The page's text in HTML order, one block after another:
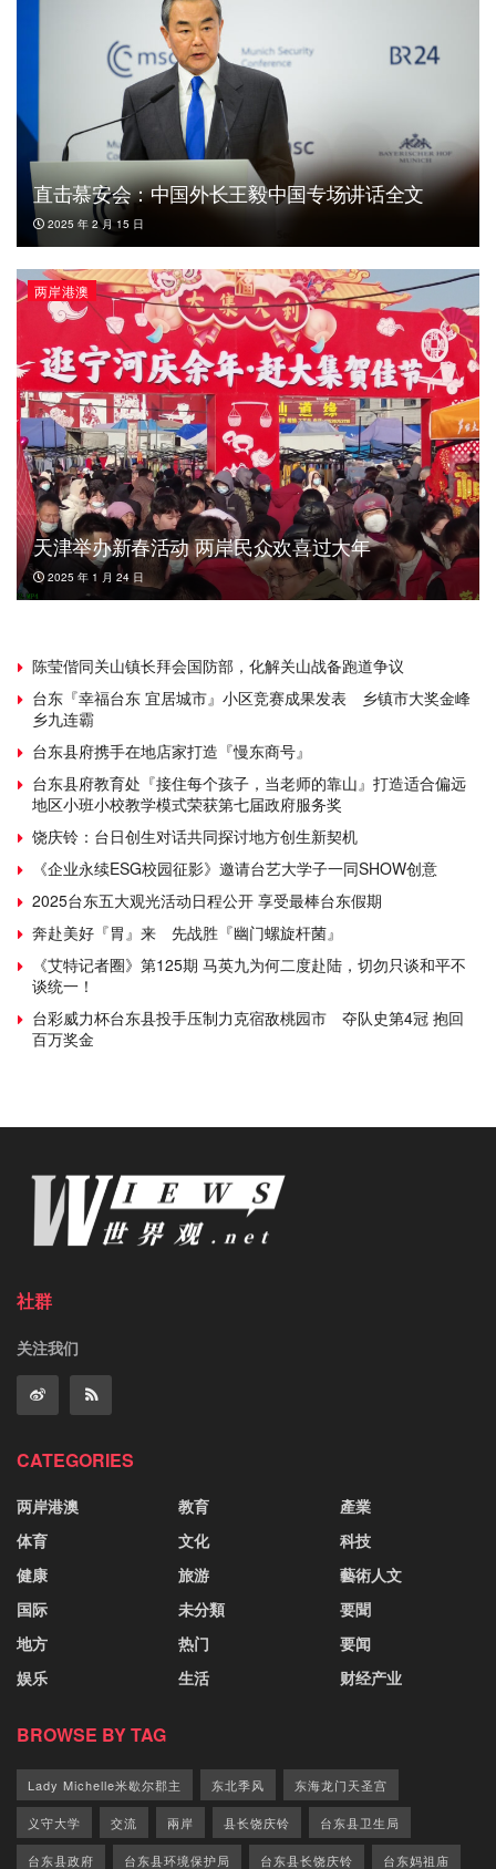
直击慕安会：中国外长王毅中国专场讲话全文
2025 年 2 月 15 日
两岸港澳
天津举办新春活动 两岸民众欢喜过大年
2025 年 1 月 24 日
陈莹偕同关山镇长拜会国防部，化解关山战备跑道争议
台东『幸福台东 宜居城市』小区竞赛成果发表 乡镇市大奖金峰
乡九连霸
台东县府携手在地店家打造『慢东商号』
台东县府教育处『接住每个孩子，当老师的靠山』打造适合偏远
地区小班小校教学模式荣获第七届政府服务奖
饶庆铃：台日创生对话共同探讨地方创生新契机
《企业永续ESG校园征影》邀请台艺大学子一同SHOW创意
2025台东五大观光活动日程公开 享受最棒台东假期
奔赴美好『胃』来 先战胜『幽门螺旋杆菌』
《艾特记者圈》第125期 马英九为何二度赴陆，切勿只谈和平不
谈统一！
台彩威力杯台东县投手压制力克宿敌桃园市 夺队史第4冠 抱回
百万奖金
社群
关注我们
CATEGORIES
两岸港澳
体育
健康
国际
地方
娱乐
教育
文化
旅游
未分類
热门
生活
產業
科技
藝術人文
要聞
要闻
财经产业
BROWSE BY TAG
Lady Michelle米歇尔郡主 东北季风 东海龙门天圣宫
义守大学 交流 兩岸 县长饶庆铃 台东县卫生局
台东县政府 台东县环境保护局 台东县长饶庆铃 台东妈祖庙